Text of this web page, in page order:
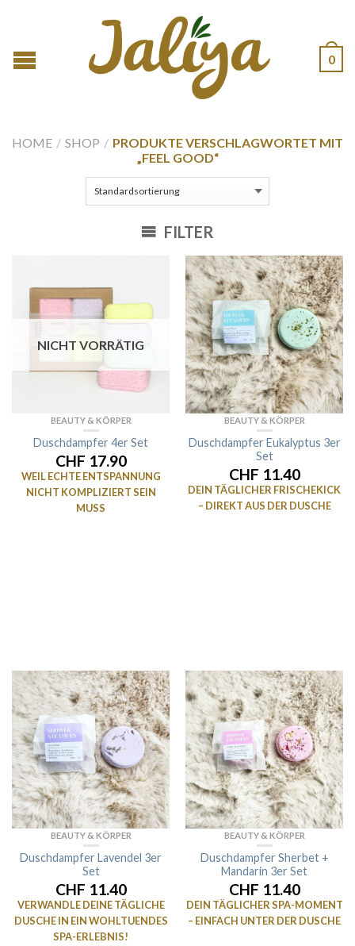
0
HOME / SHOP / PRODUKTE VERSCHLAGWORTET MIT
„FEEL GOOD“
FILTER
NICHT VORRÄTIG
BEAUTY & KÖRPER
Duschdampfer 4er Set
CHF 17.90
WEIL ECHTE ENTSPANNUNG
NICHT KOMPLIZIERT SEIN
MUSS
BEAUTY & KÖRPER
Duschdampfer Eukalyptus 3er
Set
CHF 11.40
DEIN TÄGLICHER FRISCHEKICK
– DIREKT AUS DER DUSCHE
BEAUTY & KÖRPER
Duschdampfer Lavendel 3er
Set
CHF 11.40
VERWANDLE DEINE TÄGLICHE
DUSCHE IN EIN WOHLTUENDES
SPA-ERLEBNIS!
BEAUTY & KÖRPER
Duschdampfer Sherbet +
Mandarin 3er Set
CHF 11.40
DEIN TÄGLICHER SPA-MOMENT
– EINFACH UNTER DER DUSCHE